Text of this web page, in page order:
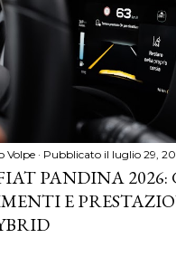
Volpe Pubblicato il luglio 29,
PANDINA
E